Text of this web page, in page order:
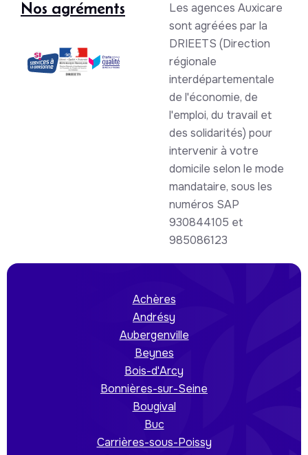
Nos agréments
Les agences Auxicare
sont agréées par la
DRIEETS (Direction
régionale
interdépartementale
de l'économie, de
l'emploi, du travail et
des solidarités) pour
intervenir à votre
domicile selon le mode
mandataire, sous les
numéros SAP
930844105 et
985086123
Achères
Andrésy
Aubergenville
Beynes
Bois-d'Arcy
Bonnières-sur-Seine
Bougival
Buc
Carrières-sous-Poissy